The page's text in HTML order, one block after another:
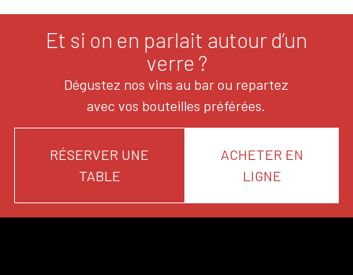
Et si on en parlait autour d’un
verre ?
Dégustez nos vins au bar ou repartez
avec vos bouteilles préférées.
RÉSERVER UNE
TABLE
ACHETER EN
LIGNE